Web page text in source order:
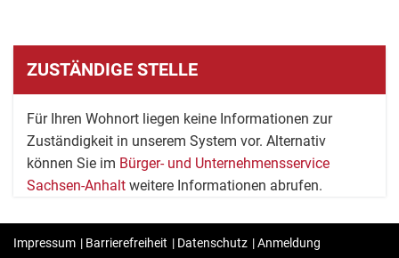
ZUSTÄNDIGE STELLE
Für Ihren Wohnort liegen keine Informationen zur
Zuständigkeit in unserem System vor. Alternativ
können Sie im Bürger- und Unternehmensservice
Sachsen-Anhalt weitere Informationen abrufen.
Impressum | Barrierefreiheit | Datenschutz |Anmeldung